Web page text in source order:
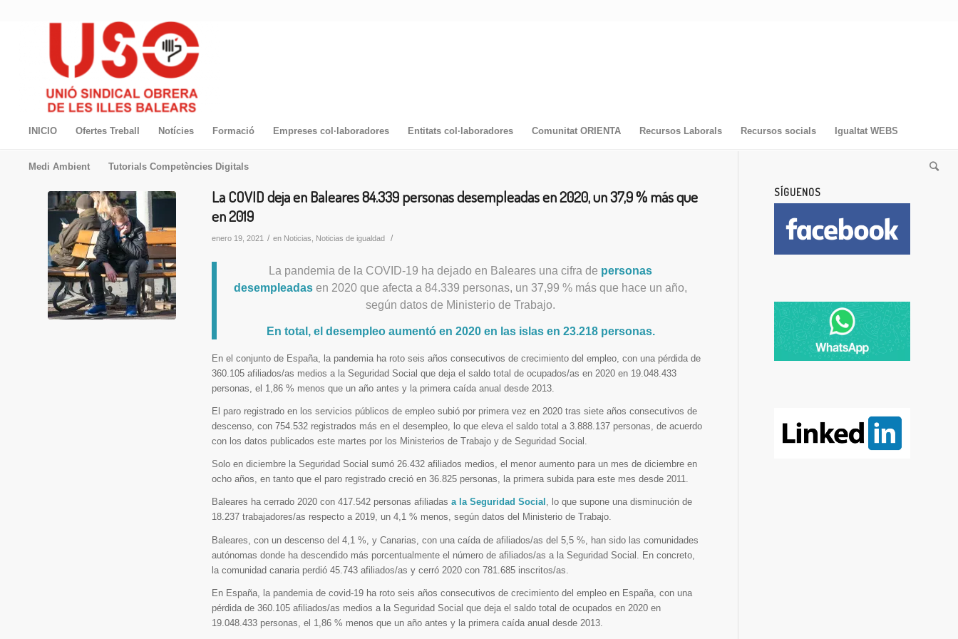
INICIO Ofertes Treball Notícies Formació Empreses col·laboradores Entitats col·laboradores Comunitat ORIENTA Recursos Laborals Recursos socials Igualtat WEBS
Medi Ambient Tutorials Competències Digitals
La COVID deja en Baleares 84.339 personas desempleadas en 2020, un 37,9 % más que
en 2019
enero 19, 2021 / en Noticias Noticias de igualdad /
La pandemia de la COVID-19 ha dejado en Baleares una cifra de personas
desempleadas en 2020 que afecta a 84.339 personas, un 37,99 % más que hace un año,
según datos de Ministerio de Trabajo.
En total, el desempleo aumentó en 2020 en las islas en 23.218 personas.
En el conjunto de España, la pandemia ha roto seis años consecutivos de crecimiento del empleo, con una pérdida de
360.105 afiliados/as medios a la Seguridad Social que deja el saldo total de ocupados/as en 2020 en 19.048.433
personas, el 1,86 % menos que un año antes y la primera caída anual desde 2013.
El paro registrado en los servicios públicos de empleo subió por primera vez en 2020 tras siete años consecutivos de
descenso, con 754.532 registrados más en el desempleo, lo que eleva el saldo total a 3.888.137 personas, de acuerdo
con los datos publicados este martes por los Ministerios de Trabajo y de Seguridad Social.
Solo en diciembre la Seguridad Social sumó 26.432 afiliados medios, el menor aumento para un mes de diciembre en
ocho años, en tanto que el paro registrado creció en 36.825 personas, la primera subida para este mes desde 2011.
Baleares ha cerrado 2020 con 417.542 personas afiliadas a la Seguridad Social , lo que supone una disminución de
18.237 trabajadores/as respecto a 2019, un 4,1 % menos, según datos del Ministerio de Trabajo.
Baleares, con un descenso del 4,1 %, y Canarias, con una caída de afiliados/as del 5,5 %, han sido las comunidades
autónomas donde ha descendido más porcentualmente el número de afiliados/as a la Seguridad Social. En concreto,
la comunidad canaria perdió 45.743 afiliados/as y cerró 2020 con 781.685 inscritos/as.
En España, la pandemia de covid-19 ha roto seis años consecutivos de crecimiento del empleo en España, con una
pérdida de 360.105 afiliados/as medios a la Seguridad Social que deja el saldo total de ocupados en 2020 en
19.048.433 personas, el 1,86 % menos que un año antes y la primera caída anual desde 2013.
SÍGUENOS